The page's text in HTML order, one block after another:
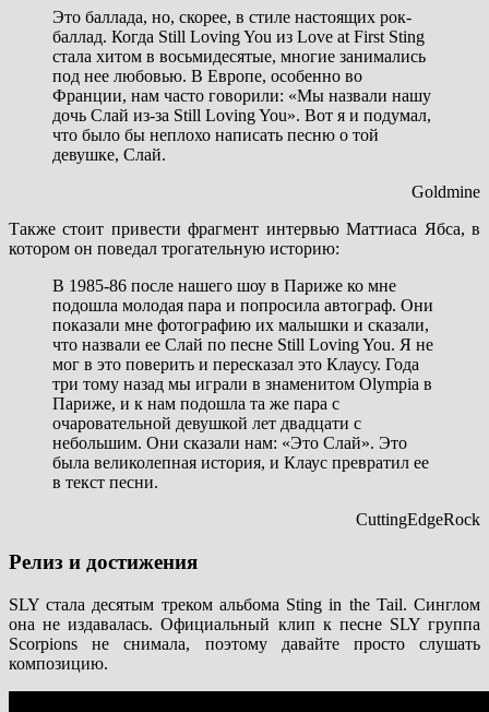
Это баллада, но, скорее, в стиле настоящих рок-
баллад. Когда Still Loving You из Love at First Sting
стала хитом в восьмидесятые, многие занимались
под нее любовью. В Европе, особенно во
Франции, нам часто говорили: «Мы назвали нашу
дочь Слай из-за Still Loving You». Вот я и подумал,
что было бы неплохо написать песню о той
девушке, Слай.
Goldmine
Также стоит привести фрагмент интервью Маттиаса Ябса, в
котором он поведал трогательную историю:
В 1985-86 после нашего шоу в Париже ко мне
подошла молодая пара и попросила автограф. Они
показали мне фотографию их малышки и сказали,
что назвали ее Слай по песне Still Loving You. Я не
мог в это поверить и пересказал это Клаусу. Года
три тому назад мы играли в знаменитом Olympia в
Париже, и к нам подошла та же пара с
очаровательной девушкой лет двадцати с
небольшим. Они сказали нам: «Это Слай». Это
была великолепная история, и Клаус превратил ее
в текст песни.
CuttingEdgeRock
Релиз и достижения
SLY стала десятым треком альбома Sting in the Tail. Синглом
она не издавалась. Официальный клип к песне SLY группа
Scorpions не снимала, поэтому давайте просто слушать
композицию.